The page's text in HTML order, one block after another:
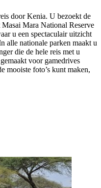
door Kenia. U bezoekt de
Mara National Reserve
u een spectaculair uitzicht
alle nationale parken maakt u
die de hele reis met u
voor gamedrives
mooiste foto’s kunt maken,